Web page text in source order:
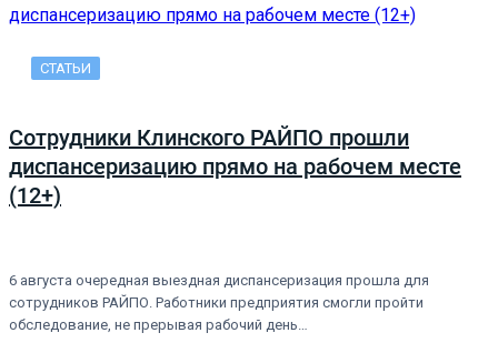
СТАТЬИ
Сотрудники Клинского РАЙПО прошли
диспансеризацию прямо на рабочем месте
(12+)
6 августа очередная выездная диспансеризация прошла для
сотрудников РАЙПО. Работники предприятия смогли пройти
обследование, не прерывая рабочий день…